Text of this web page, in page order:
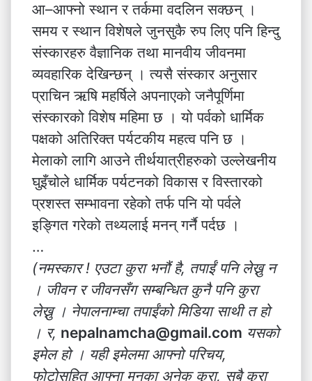
आ–आफ्नो स्थान र तर्कमा वदलिन सक्छन् ।
समय र स्थान विशेषले जुनसुकै रुप लिए पनि हिन्दु
संस्कारहरु वैज्ञानिक तथा मानवीय जीवनमा
व्यवहारिक देखिन्छन् । त्यसै संस्कार अनुसार
प्राचिन ऋषि महर्षिले अपनाएको जनैपूर्णिमा
संस्कारको विशेष महिमा छ । यो पर्वको धार्मिक
पक्षको अतिरिक्त पर्यटकीय महत्व पनि छ ।
मेलाको लागि आउने तीर्थयात्रीहरुको उल्लेखनीय
घुइँचोले धार्मिक पर्यटनको विकास र विस्तारको
प्रशस्त सम्भावना रहेको तर्फ पनि यो पर्वले
इङ्गित गरेको तथ्यलाई मनन् गर्नै पर्दछ ।
…
(नमस्कार ! एउटा कुरा भनौं है, तपाईं पनि लेख्नु न
। जीवन र जीवनसँग सम्बन्धित कुनै पनि कुरा
लेख्नु । नेपालनाम्चा तपाईंको मिडिया साथी त हो
। र, nepalnamcha@gmail.com यसको
इमेल हो । यही इमेलमा आफ्नो परिचय,
फोटोसहित आफ्ना मनका अनेक कुरा, सबै कुरा